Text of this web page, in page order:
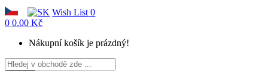
Wish List 0
0 0.00 Kč
Nákupní košík je prázdný!